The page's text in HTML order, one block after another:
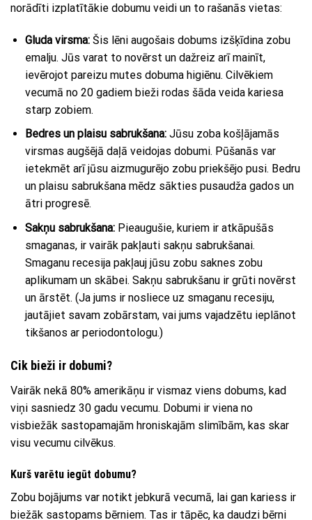
norādīti izplatītākie dobumu veidi un to rašanās vietas:
Gluda virsma: Šis lēni augošais dobums izšķīdina zobu
emalju. Jūs varat to novērst un dažreiz arī mainīt,
ievērojot pareizu mutes dobuma higiēnu. Cilvēkiem
vecumā no 20 gadiem bieži rodas šāda veida kariesa
starp zobiem.
Bedres un plaisu sabrukšana: Jūsu zoba košļājamās
virsmas augšējā daļā veidojas dobumi. Pūšanās var
ietekmēt arī jūsu aizmugurējo zobu priekšējo pusi. Bedru
un plaisu sabrukšana mēdz sākties pusaudža gados un
ātri progresē.
Sakņu sabrukšana:Pieaugušie, kuriem ir atkāpušās
smaganas, ir vairāk pakļauti sakņu sabrukšanai.
Smaganu recesija pakļauj jūsu zobu saknes zobu
aplikumam un skābei. Sakņu sabrukšanu ir grūti novērst
un ārstēt. (Ja jums ir nosliece uz smaganu recesiju,
jautājiet savam zobārstam, vai jums vajadzētu ieplānot
tikšanos ar periodontologu.)
Cik bieži ir dobumi?
Vairāk nekā 80% amerikāņu ir vismaz viens dobums, kad
viņi sasniedz 30 gadu vecumu. Dobumi ir viena no
visbiežāk sastopamajām hroniskajām slimībām, kas skar
visu vecumu cilvēkus.
Kurš varētu iegūt dobumu?
Zobu bojājums var notikt jebkurā vecumā, lai gan kariess ir
biežāk sastopams bērniem. Tas ir tāpēc, ka daudzi bērni